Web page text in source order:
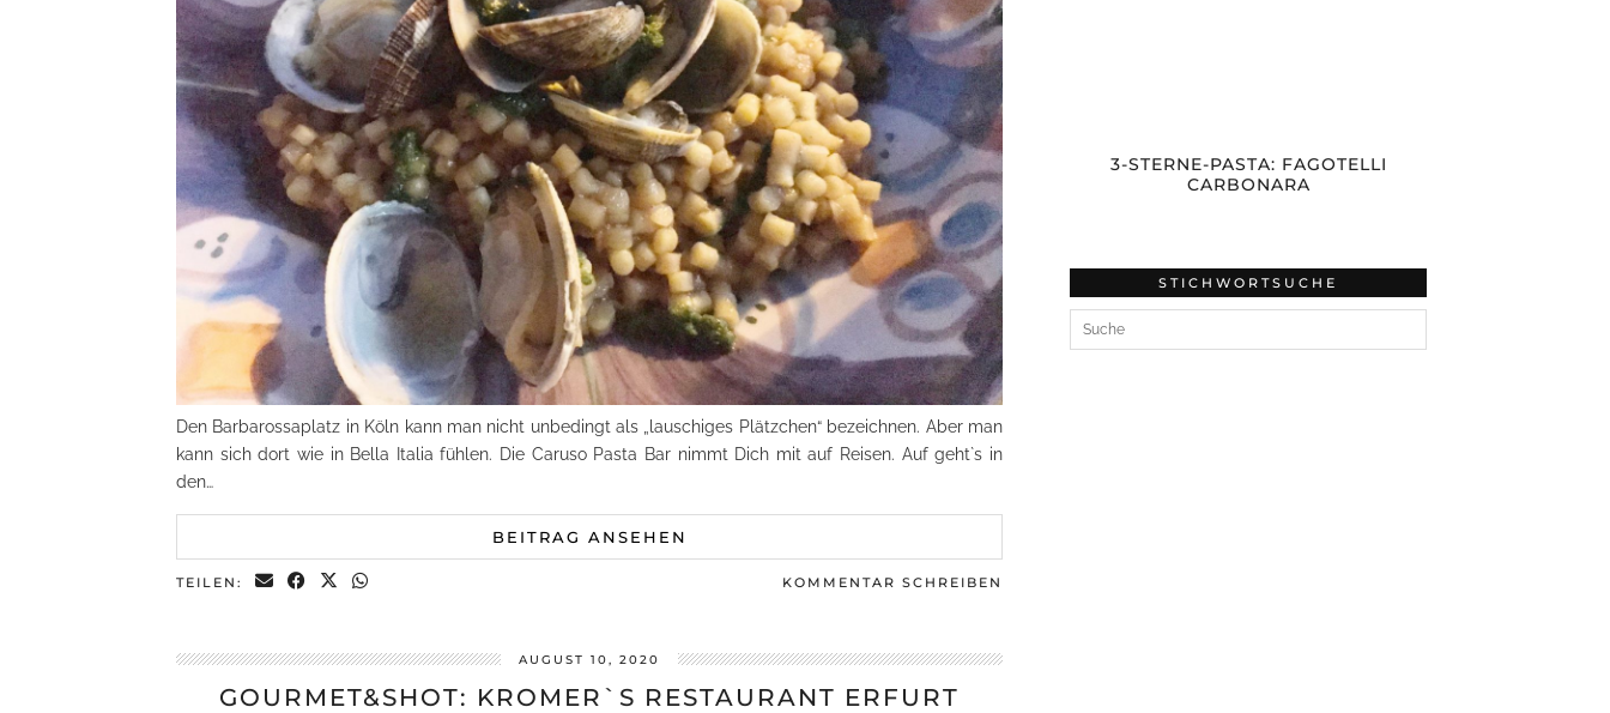
Den Barbarossaplatz in Köln kann man nicht unbedingt als „lauschiges Plätzchen“ bezeichnen. Aber man
kann sich dort wie in Bella Italia fühlen. Die Caruso Pasta Bar nimmt Dich mit auf Reisen. Auf geht`s in
den…
BEITRAG ANSEHEN
TEILEN: KOMMENTAR SCHREIBEN
AUGUST 10, 2020
GOURMET&SHOT: KROMER`S RESTAURANT ERFURT
3-STERNE-PASTA: FAGOTELLI
CARBONARA
STICHWORTSUCHE